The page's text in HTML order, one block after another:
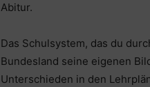
Abitur.
Das Schulsystem, das du
Bundesland seine eigenen
Unterschieden in den